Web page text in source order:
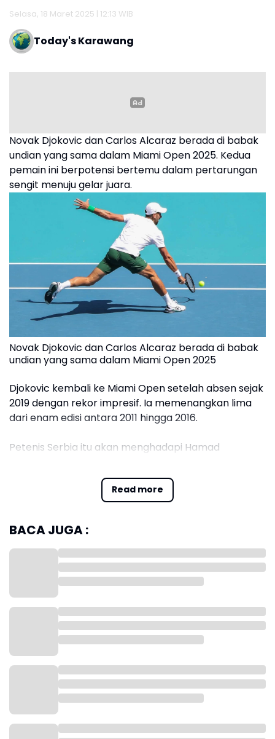
Selasa, 18 Maret 2025 | 12:13 WIB
Today's Karawang
Read more
Novak Djokovic dan Carlos Alcaraz berada di babak
undian yang sama dalam Miami Open 2025. Kedua
pemain ini berpotensi bertemu dalam pertarungan
sengit menuju gelar juara.
Novak Djokovic dan Carlos Alcaraz berada di babak
undian yang sama dalam Miami Open 2025
Djokovic kembali ke Miami Open setelah absen sejak
2019 dengan rekor impresif. Ia memenangkan lima
dari enam edisi antara 2011 hingga 2016.
Petenis Serbia itu akan menghadapi Hamad
Jika melaju, ia bisa bertemu Daniil Medvedev di
Djokovic ingin bangkit setelah tiga kekalahan
beruntun, termasuk di Indian Wells. Ia memiliki rekor
44 kemenangan dari 51 pertandingan di Miami.
Alcaraz memulai perjalanannya melawan David
Goffin atau Aleksandar Vukic di babak kedua. Ia
berpotensi bertemu Brandon Nakashima sebelum
menghadapi Casper Ruud atau Grigor Dimitrov.
BACA JUGA :